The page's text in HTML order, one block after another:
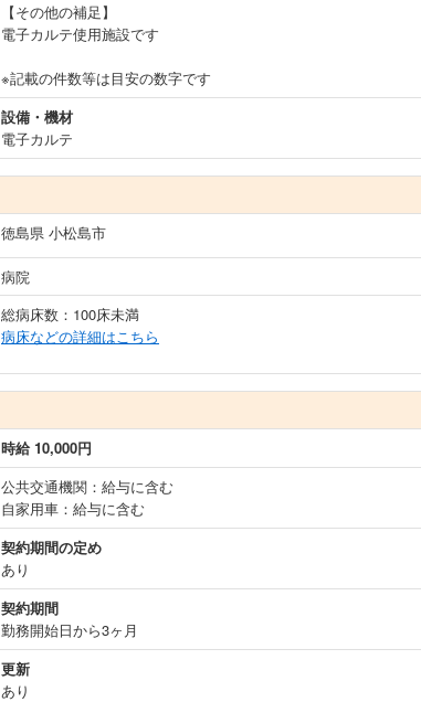
【その他の補足】
電子カルテ使用施設です
※記載の件数等は目安の数字です
設備・機材
電子カルテ
徳島県 小松島市
病院
総病床数：100床未満
病床などの詳細はこちら
時給 10,000円
公共交通機関：給与に含む
自家用車：給与に含む
契約期間の定め
あり
契約期間
勤務開始日から3ヶ月
更新
あり